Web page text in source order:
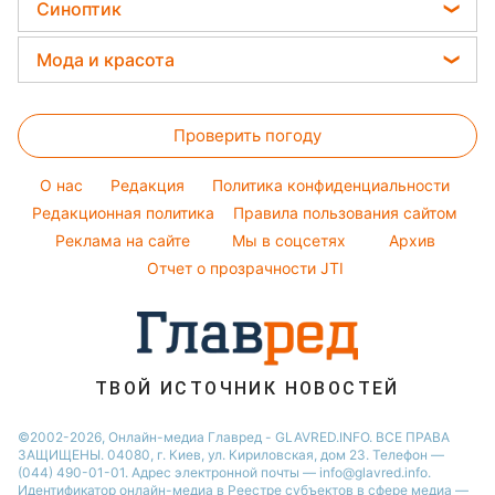
Алла Пугачева
Максим Галкин
Новости Львова
Новости Тернополя
Новости Житомира
Новости Одессы
Праздничное меню
Оптические иллюзии
Народные приметы
Авто
Стирка
Денежная помощь
Тарифы
Курс валют
Синоптик
Прогноз погоды
Магнитные бури
Погода на сегодня
Погода на завтра
Пылевая буря
Мода и красота
Окрашивание волос
Красивый маникюр
Модные ошибки
Новости моды
Советы от Андре Тана
Проверить погоду
O нас Редакция
Политика конфиденциальности
Редакционная политика
Правила пользования сайтом
Реклама на сайте
Мы в соцсетях
Архив
Отчет о прозрачности JTI
ТВОЙ ИСТОЧНИК НОВОСТЕЙ
©2002-2026, Онлайн-медиа Главред - GLAVRED.INFO. ВСЕ ПРАВА
ЗАЩИЩЕНЫ. 04080, г. Киев, ул. Кириловская, дом 23. Телефон —
(044) 490-01-01. Адрес электронной почты — info@glavred.info.
Идентификатор онлайн-медиа в Реестре cубъектов в сфере медиа —